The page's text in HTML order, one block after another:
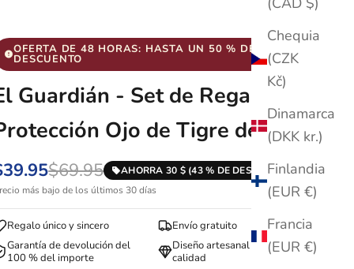
Chequia
(CZK
Kč)
Dinamarca
(DKK kr.)
Finlandia
(EUR €)
Francia
(EUR €)
OFERTA DE 48 HORAS: HASTA UN 50 % DE
DESCUENTO
Guardián - Set de Regalo
Ojo de Tigre de Hijo
$69.95
AHORRA 30 $ (43 % DE DESCUENTO)
más bajo de los últimos 30 días
Regalo único y sincero
Envío gratuito
Garantía de devolución del
100 % del importe
Diseño artesanal de primera
calidad